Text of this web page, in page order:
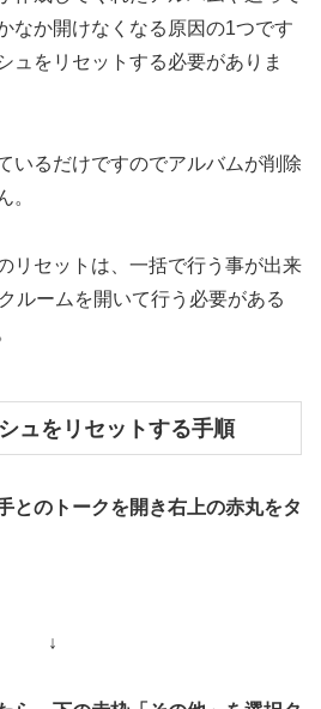
なか開けなくなる原因の1つです
ュをリセットする必要がありま
いるだけですのでアルバムが削除
。
リセットは、一括で行う事が出来
ルームを開いて行う必要がある
ュをリセットする手順
とのトークを開き右上の赤丸をタ
↓